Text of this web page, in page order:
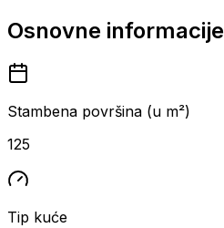
Osnovne informacije
Stambena površina (u m²)
125
Tip kuće